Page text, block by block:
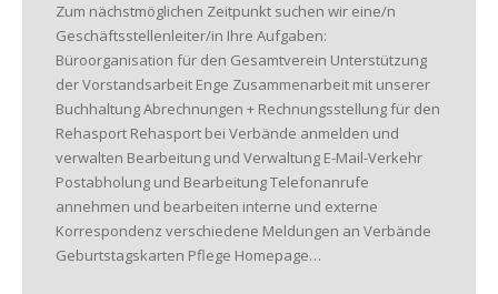
Zum nächstmöglichen Zeitpunkt suchen wir eine/n
Geschäftsstellenleiter/in Ihre Aufgaben:
Büroorganisation für den Gesamtverein Unterstützung
der Vorstandsarbeit Enge Zusammenarbeit mit unserer
Buchhaltung Abrechnungen + Rechnungsstellung für den
Rehasport Rehasport bei Verbände anmelden und
verwalten Bearbeitung und Verwaltung E-Mail-Verkehr
Postabholung und Bearbeitung Telefonanrufe
annehmen und bearbeiten interne und externe
Korrespondenz verschiedene Meldungen an Verbände
Geburtstagskarten Pflege Homepage…